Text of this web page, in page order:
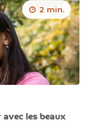
2 min.
les beaux